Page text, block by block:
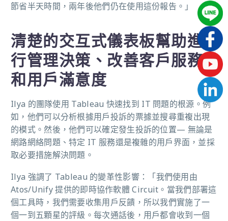
節省半天時間，兩年後他們仍在使用這份報告。」
清楚的交互式儀表板幫助進
行管理決策、改善客戶服務
和用戶滿意度
Ilya 的團隊使用 Tableau 快速找到 IT 問題的根源。例
如，他們可以分析根據用戶投訴的票據並搜尋重複出現
的模式。然後，他們可以確定發生投訴的位置— 無論是
網路網絡問題、特定 IT 服務還是複雜的用戶界面，並採
取必要措施解決問題。
Ilya 強調了 Tableau 的變革性影響：「我們使用由
Atos/Unify 提供的即時協作軟體 Circuit。當我們部署這
個工具時，我們需要收集用戶反饋，所以我們實施了一
個一到五顆星的評級。每次通話後，用戶都會收到一個